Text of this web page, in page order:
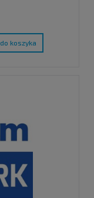
do koszyka